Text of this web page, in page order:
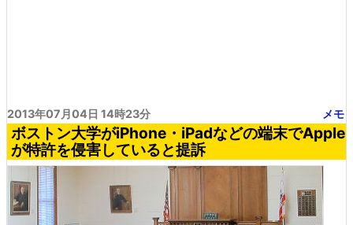
2013年07月04日 14時23分 メモ
ボストン大学がiPhone・iPadなどの端末でApple
が特許を侵害していると提訴